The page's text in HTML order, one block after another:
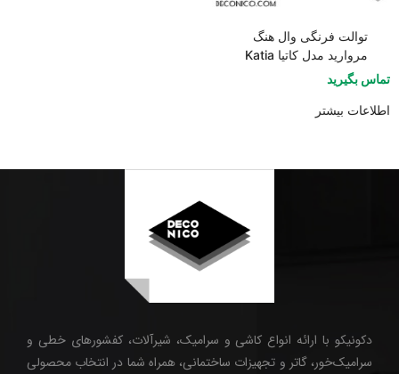
توالت فرنگی وال هنگ
مروارید مدل کاتیا Katia
تماس بگیرید
اطلاعات بیشتر
دکونیکو با ارائه انواع کاشی و سرامیک، شیرآلات، کفشورهای خطی و
سرامیک‌خور، گاتر و تجهیزات ساختمانی، همراه شما در انتخاب محصولی